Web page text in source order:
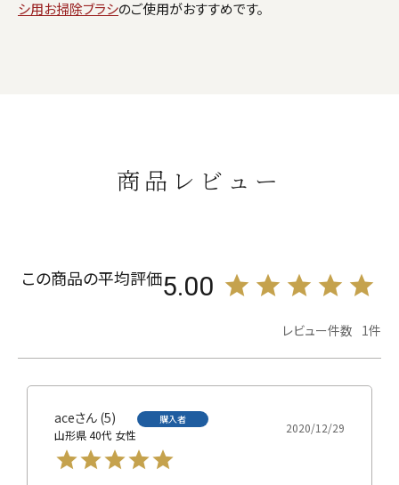
シ用お掃除ブラシのご使用がおすすめです。
商品レビュー
5.00
1
ace 5 購入者
山形県40代 女性 2020/12/29